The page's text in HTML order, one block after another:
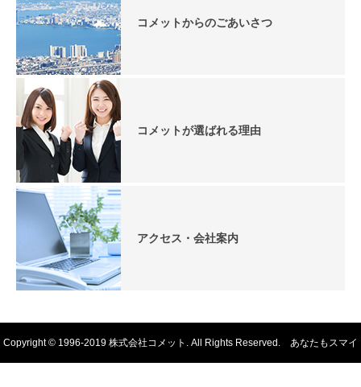
コメットからのごあいさつ
コメットが選ばれる理由
アクセス・会社案内
Copyright © 1996-2019 株式会社コメット. All Rights Reserved. あなたもスマイ